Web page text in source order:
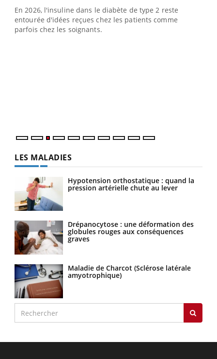
En 2026, l'insuline dans le diabète de type 2 reste
entourée d'idées reçues chez les patients comme
parfois chez les soignants.
LES MALADIES
Hypotension orthostatique : quand la
pression artérielle chute au lever
Drépanocytose : une déformation des
globules rouges aux conséquences
graves
Maladie de Charcot (Sclérose latérale
amyotrophique)